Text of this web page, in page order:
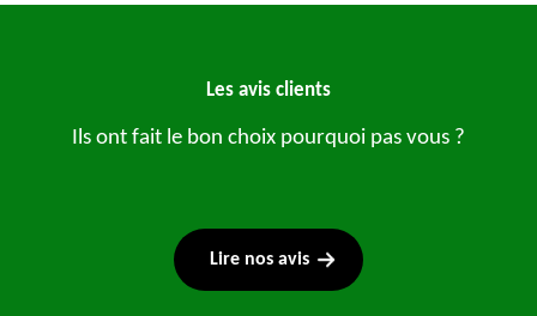
Les avis clients
Ils ont fait le bon choix pourquoi pas vous ?
Lire nos avis